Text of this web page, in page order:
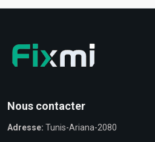
Nous contacter
Adresse: Tunis-Ariana-2080